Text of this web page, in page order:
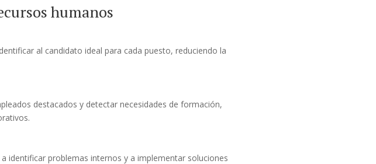
humanos
al candidato ideal para cada puesto, reduciendo la
destacados y detectar necesidades de formación,
identificar problemas internos y a implementar soluciones